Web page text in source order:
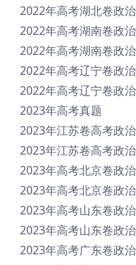
2022年高考湖北卷政
2022年高考湖南卷政
2022年高考湖南卷政
2022年高考辽宁卷政
2022年高考辽宁卷政
2023年高考真题
2023年江苏卷高考政
2023年江苏卷高考政
2023年高考北京卷政
2023年高考北京卷政
2023年高考山东卷政
2023年高考山东卷政
2023年高考广东卷政